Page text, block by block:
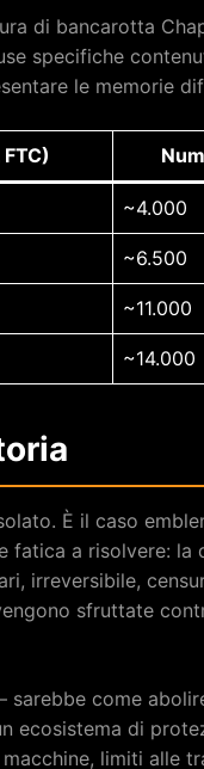
di bancarotta
specifiche
le memorie
~4.000
~6.500
~11.000
~14.000
È il caso
fatica a risolvere: la
irreversibile,
sfruttate
sarebbe come
ecosistema di
limiti alle